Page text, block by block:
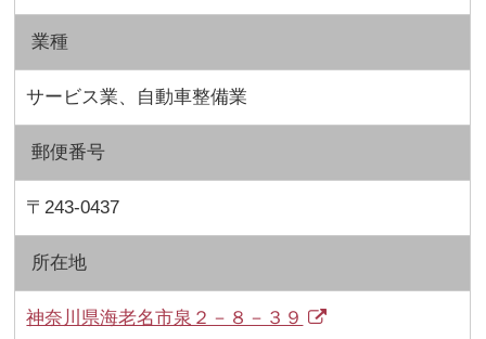
業種
サービス業、自動車整備業
郵便番号
〒243-0437
所在地
神奈川県海老名市泉２－８－３９